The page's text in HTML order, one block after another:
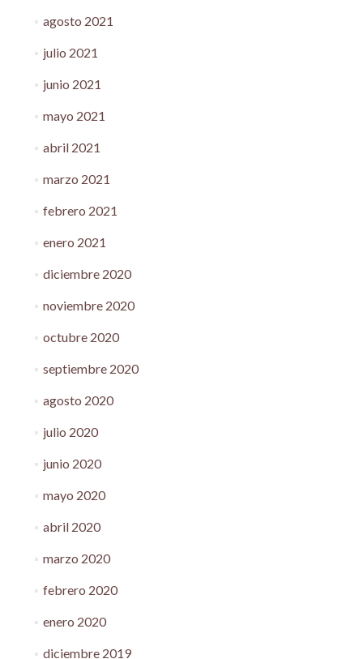
agosto 2021
julio 2021
junio 2021
mayo 2021
abril 2021
marzo 2021
febrero 2021
enero 2021
diciembre 2020
noviembre 2020
octubre 2020
septiembre 2020
agosto 2020
julio 2020
junio 2020
mayo 2020
abril 2020
marzo 2020
febrero 2020
enero 2020
diciembre 2019